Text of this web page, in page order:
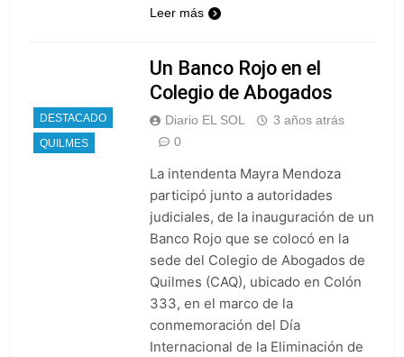
Leer más
DESTACADO
QUILMES
Un Banco Rojo en el
Colegio de Abogados
Diario EL SOL
3 años atrás
0
La intendenta Mayra Mendoza
participó junto a autoridades
judiciales, de la inauguración de un
Banco Rojo que se colocó en la
sede del Colegio de Abogados de
Quilmes (CAQ), ubicado en Colón
333, en el marco de la
conmemoración del Día
Internacional de la Eliminación de